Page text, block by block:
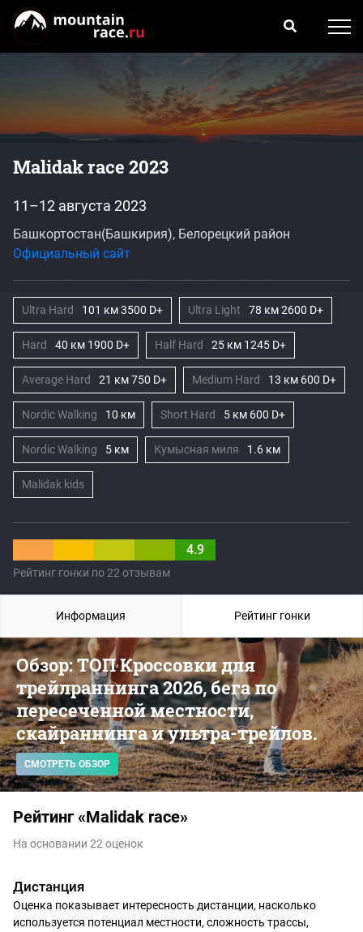
Malidak race 2023
4.9
Рейтинг гонки по 22 отзывам
11–12 августа 2023
Башкортостан(Башкирия), Белорецкий район
Официальный сайт
Ultra Hard 101 км 3500 D+ Ultra Light 78 км 2600 D+
Hard 40 км 1900 D+ Half Hard 25 км 1245 D+
Average Hard 21 км 750 D+ Medium Hard 13 км 600 D+
Nordic Walking 10 км Short Hard 5 км 600 D+
Nordic Walking 5 км Кумысная миля 1.6 км
Malidak kids
Обзор: ТОП Кроссовки для
трейлраннинга 2026, бега по
пересеченной местности,
скайраннинга и ультра-трейлов.
СМОТРЕТЬ ОБЗОР
Рейтинг «Malidak race»
На основании 22 оценок
Дистанция
Оценка показывает интересность дистанции, насколько
используется потенциал местности, сложность трассы,
Информация Рейтинг гонки